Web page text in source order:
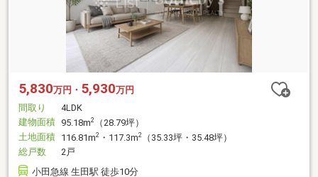
5,830万円・ 5,930万円
間取り
4LDK
建物面積 95.18m2
（28.79坪）
土地面積 116.81m2 ・117.3m2
（35.33坪・35.48坪）
総戸数
2戸
小田急線 生田駅 徒歩10分